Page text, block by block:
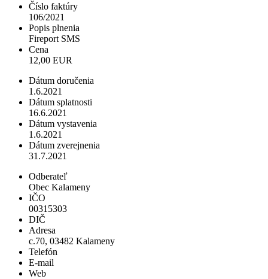
Číslo faktúry
106/2021
Popis plnenia
Fireport SMS
Cena
12,00 EUR
Dátum doručenia
1.6.2021
Dátum splatnosti
16.6.2021
Dátum vystavenia
1.6.2021
Dátum zverejnenia
31.7.2021
Odberateľ
Obec Kalameny
IČO
00315303
DIČ
Adresa
c.70, 03482 Kalameny
Telefón
E-mail
Web